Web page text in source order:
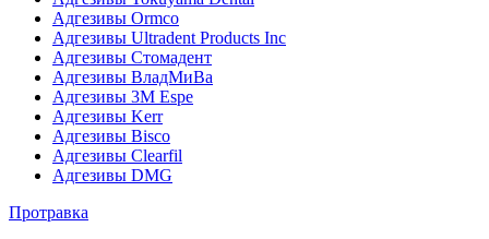
Адгезивы Ormco
Адгезивы Ultradent Products Inc
Адгезивы Стомадент
Адгезивы ВладМиВа
Адгезивы 3M Espe
Адгезивы Kerr
Адгезивы Bisco
Адгезивы Clearfil
Адгезивы DMG
Протравка